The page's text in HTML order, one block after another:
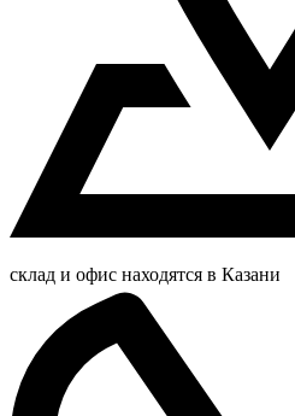
склад и офис находятся в Казани